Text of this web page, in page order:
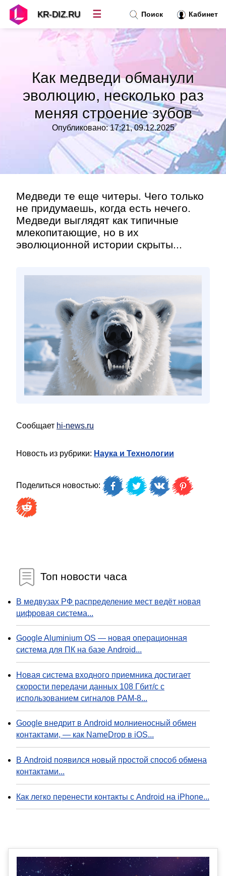
Как медведи обманули
эволюцию, несколько раз
меняя строение зубов
Опубликовано: 17:21, 09.12.2025
Медведи те еще читеры. Чего только
не придумаешь, когда есть нечего.
Медведи выглядят как типичные
млекопитающие, но в их
эволюционной истории скрыты...
Сообщает hi-news.ru
Новость из рубрики: Наука и Технологии
Поделиться новостью:
Топ новости часа
В медвузах РФ распределение мест ведёт новая
цифровая система...
Google Aluminium OS — новая операционная
система для ПК на базе Android...
Новая система входного приемника достигает
скорости передачи данных 108 Гбит/с с
использованием сигналов PAM-8...
Google внедрит в Android молниеносный обмен
контактами, — как NameDrop в iOS...
В Android появился новый простой способ обмена
контактами...
Как легко перенести контакты с Android на iPhone...
Поиск Кабинет
KR-DIZ.RU ☰
Топ новостей »
Рубрики»
»
Контакт»